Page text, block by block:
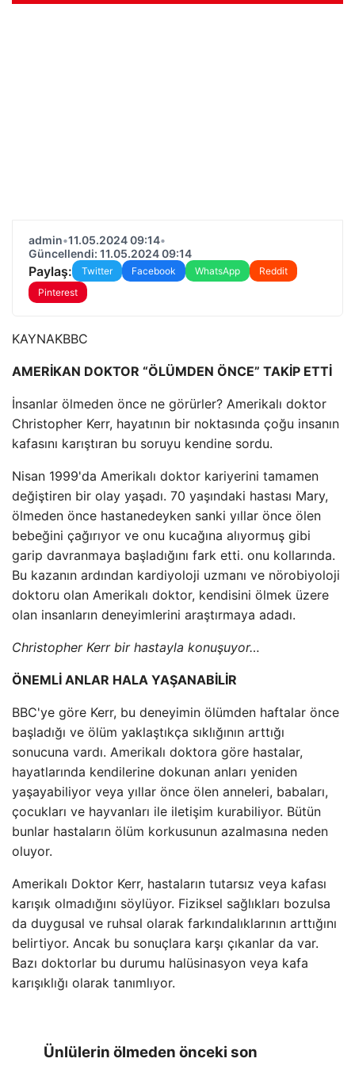
admin•11.05.2024 09:14•
Güncellendi: 11.05.2024 09:14
Paylaş: Twitter Facebook WhatsApp
Reddit
Pinterest
KAYNAKBBC
AMERİKAN DOKTOR “ÖLÜMDEN ÖNCE” TAKİP ETTİ
İnsanlar ölmeden önce ne görürler? Amerikalı doktor
Christopher Kerr, hayatının bir noktasında çoğu insanın
kafasını karıştıran bu soruyu kendine sordu.
Nisan 1999'da Amerikalı doktor kariyerini tamamen
değiştiren bir olay yaşadı. 70 yaşındaki hastası Mary,
ölmeden önce hastanedeyken sanki yıllar önce ölen
bebeğini çağırıyor ve onu kucağına alıyormuş gibi
garip davranmaya başladığını fark etti. onu kollarında.
Bu kazanın ardından kardiyoloji uzmanı ve nörobiyoloji
doktoru olan Amerikalı doktor, kendisini ölmek üzere
olan insanların deneyimlerini araştırmaya adadı.
Christopher Kerr bir hastayla konuşuyor…
ÖNEMLİ ANLAR HALA YAŞANABİLİR
BBC'ye göre Kerr, bu deneyimin ölümden haftalar önce
başladığı ve ölüm yaklaştıkça sıklığının arttığı
sonucuna vardı. Amerikalı doktora göre hastalar,
hayatlarında kendilerine dokunan anları yeniden
yaşayabiliyor veya yıllar önce ölen anneleri, babaları,
çocukları ve hayvanları ile iletişim kurabiliyor. Bütün
bunlar hastaların ölüm korkusunun azalmasına neden
oluyor.
Amerikalı Doktor Kerr, hastaların tutarsız veya kafası
karışık olmadığını söylüyor. Fiziksel sağlıkları bozulsa
da duygusal ve ruhsal olarak farkındalıklarının arttığını
belirtiyor. Ancak bu sonuçlara karşı çıkanlar da var.
Bazı doktorlar bu durumu halüsinasyon veya kafa
karışıklığı olarak tanımlıyor.
Ünlülerin ölmeden önceki son